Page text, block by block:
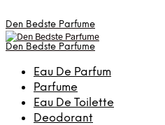
Den Bedste Parfume
Den Bedste Parfume
Eau De Parfum
Parfume
Eau De Toilette
Deodorant